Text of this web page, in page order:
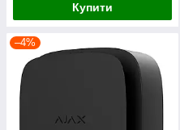
Купити
–4%